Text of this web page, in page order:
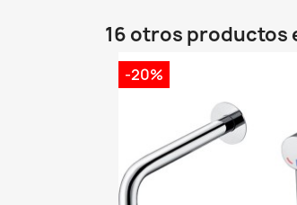
16 otros productos
-20%